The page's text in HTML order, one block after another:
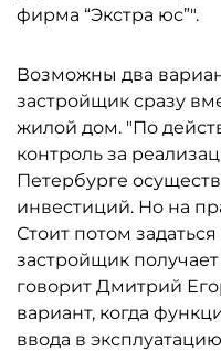
фирма “Экстра юс”".
Возможны два
застройщик сразу
жилой дом. "По
контроль за
Петербурге
инвестиций. Но на
Стоит потом
застройщик
говорит Дмитрий
вариант, когда
ввода в